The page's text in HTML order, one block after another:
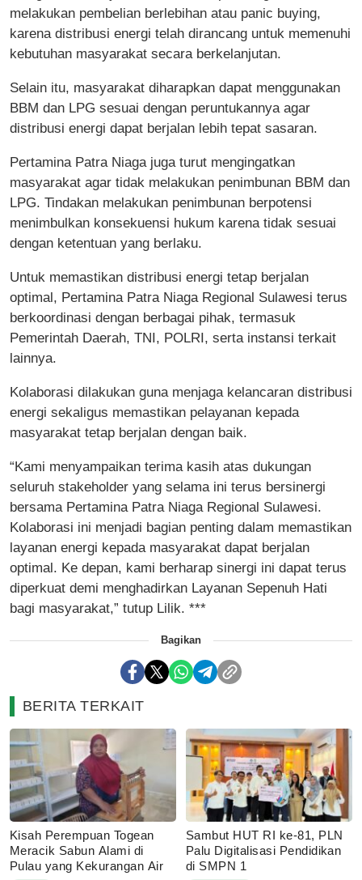
melakukan pembelian berlebihan atau panic buying,
karena distribusi energi telah dirancang untuk memenuhi
kebutuhan masyarakat secara berkelanjutan.
Selain itu, masyarakat diharapkan dapat menggunakan
BBM dan LPG sesuai dengan peruntukannya agar
distribusi energi dapat berjalan lebih tepat sasaran.
Pertamina Patra Niaga juga turut mengingatkan
masyarakat agar tidak melakukan penimbunan BBM dan
LPG. Tindakan melakukan penimbunan berpotensi
menimbulkan konsekuensi hukum karena tidak sesuai
dengan ketentuan yang berlaku.
Untuk memastikan distribusi energi tetap berjalan
optimal, Pertamina Patra Niaga Regional Sulawesi terus
berkoordinasi dengan berbagai pihak, termasuk
Pemerintah Daerah, TNI, POLRI, serta instansi terkait
lainnya.
Kolaborasi dilakukan guna menjaga kelancaran distribusi
energi sekaligus memastikan pelayanan kepada
masyarakat tetap berjalan dengan baik.
“Kami menyampaikan terima kasih atas dukungan
seluruh stakeholder yang selama ini terus bersinergi
bersama Pertamina Patra Niaga Regional Sulawesi.
Kolaborasi ini menjadi bagian penting dalam memastikan
layanan energi kepada masyarakat dapat berjalan
optimal. Ke depan, kami berharap sinergi ini dapat terus
diperkuat demi menghadirkan Layanan Sepenuh Hati
bagi masyarakat,” tutup Lilik. ***
Bagikan
BERITA TERKAIT
Kisah Perempuan Togean
Meracik Sabun Alami di
Pulau yang Kekurangan Air
Sambut HUT RI ke-81, PLN
Palu Digitalisasi Pendidikan
di SMPN 1